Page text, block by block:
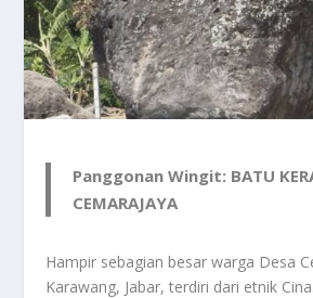
Panggonan Wingit: BATU
CEMARAJAYA
Hampir sebagian besar warga Desa
Karawang, Jabar, terdiri dari etnik